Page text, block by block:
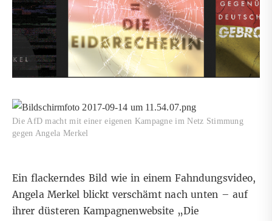
Die AfD macht mit einer eigenen Kampagne im Netz Stimmung
gegen Angela Merkel
Ein flackerndes Bild wie in einem Fahndungsvideo,
Angela Merkel blickt verschämt nach unten – auf
ihrer düsteren Kampagnenwebsite „Die